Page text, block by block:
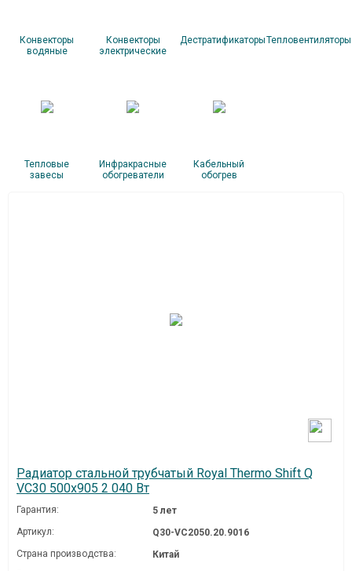
Конвекторы
водяные
Конвекторы
электрические
ДестратификаторыТепловентиляторы
Тепловые
завесы
Инфракрасные
обогреватели
Кабельный
обогрев
Радиатор стальной трубчатый Royal Thermo Shift Q
VC30 500x905 2 040 Вт
Гарантия:
5 лет
Артикул:
Q30-VC2050.20.9016
Страна производства:
Китай